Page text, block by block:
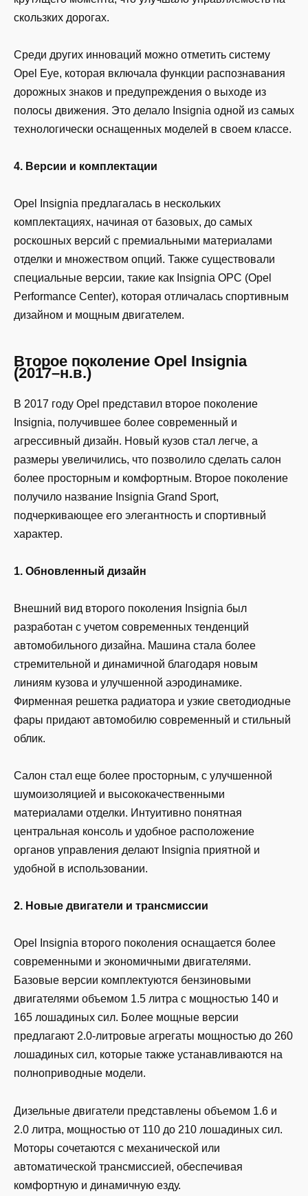
скользких дорогах.
Среди других инноваций можно отметить систему
Opel Eye, которая включала функции распознавания
дорожных знаков и предупреждения о выходе из
полосы движения. Это делало Insignia одной из самых
технологически оснащенных моделей в своем классе.
4. Версии и комплектации
Opel Insignia предлагалась в нескольких
комплектациях, начиная от базовых, до самых
роскошных версий с премиальными материалами
отделки и множеством опций. Также существовали
специальные версии, такие как Insignia OPC (Opel
Performance Center), которая отличалась спортивным
дизайном и мощным двигателем.
Второе поколение Opel Insignia
(2017–н.в.)
В 2017 году Opel представил второе поколение
Insignia, получившее более современный и
агрессивный дизайн. Новый кузов стал легче, а
размеры увеличились, что позволило сделать салон
более просторным и комфортным. Второе поколение
получило название Insignia Grand Sport,
подчеркивающее его элегантность и спортивный
характер.
1. Обновленный дизайн
Внешний вид второго поколения Insignia был
разработан с учетом современных тенденций
автомобильного дизайна. Машина стала более
стремительной и динамичной благодаря новым
линиям кузова и улучшенной аэродинамике.
Фирменная решетка радиатора и узкие светодиодные
фары придают автомобилю современный и стильный
облик.
Салон стал еще более просторным, с улучшенной
шумоизоляцией и высококачественными
материалами отделки. Интуитивно понятная
центральная консоль и удобное расположение
органов управления делают Insignia приятной и
удобной в использовании.
2. Новые двигатели и трансмиссии
Opel Insignia второго поколения оснащается более
современными и экономичными двигателями.
Базовые версии комплектуются бензиновыми
двигателями объемом 1.5 литра с мощностью 140 и
165 лошадиных сил. Более мощные версии
предлагают 2.0-литровые агрегаты мощностью до 260
лошадиных сил, которые также устанавливаются на
полноприводные модели.
Дизельные двигатели представлены объемом 1.6 и
2.0 литра, мощностью от 110 до 210 лошадиных сил.
Моторы сочетаются с механической или
автоматической трансмиссией, обеспечивая
комфортную и динамичную езду.